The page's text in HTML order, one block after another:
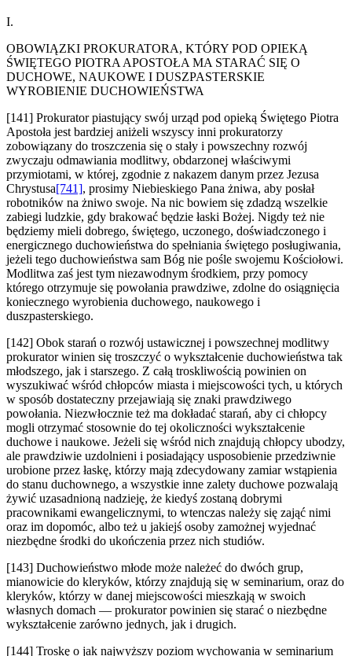
I.
OBOWIĄZKI PROKURATORA, KTÓRY POD OPIEKĄ
ŚWIĘTEGO PIOTRA APOSTOŁA MA STARAĆ SIĘ O
DUCHOWE, NAUKOWE I DUSZPASTERSKIE
WYROBIENIE DUCHOWIEŃSTWA
[141] Prokurator piastujący swój urząd pod opieką Świętego Piotra
Apostoła jest bardziej aniżeli wszyscy inni prokuratorzy
zobowiązany do troszczenia się o stały i powszechny rozwój
zwyczaju odmawiania modlitwy, obdarzonej właściwymi
przymiotami, w której, zgodnie z nakazem danym przez Jezusa
Chrystusa[741], prosimy Niebieskiego Pana żniwa, aby posłał
robotników na żniwo swoje. Na nic bowiem się zdadzą wszelkie
zabiegi ludzkie, gdy brakować będzie łaski Bożej. Nigdy też nie
będziemy mieli dobrego, świętego, uczonego, doświadczonego i
energicznego duchowieństwa do spełniania świętego posługiwania,
jeżeli tego duchowieństwa sam Bóg nie pośle swojemu Kościołowi.
Modlitwa zaś jest tym niezawodnym środkiem, przy pomocy
którego otrzymuje się powołania prawdziwe, zdolne do osiągnięcia
koniecznego wyrobienia duchowego, naukowego i
duszpasterskiego.
[142] Obok starań o rozwój ustawicznej i powszechnej modlitwy
prokurator winien się troszczyć o wykształcenie duchowieństwa tak
młodszego, jak i starszego. Z całą troskliwością powinien on
wyszukiwać wśród chłopców miasta i miejscowości tych, u których
w sposób dostateczny przejawiają się znaki prawdziwego
powołania. Niezwłocznie też ma dokładać starań, aby ci chłopcy
mogli otrzymać stosownie do tej okoliczności wykształcenie
duchowe i naukowe. Jeżeli się wśród nich znajdują chłopcy ubodzy,
ale prawdziwie uzdolnieni i posiadający usposobienie przedziwnie
urobione przez łaskę, którzy mają zdecydowany zamiar wstąpienia
do stanu duchownego, a wszystkie inne zalety duchowe pozwalają
żywić uzasadnioną nadzieję, że kiedyś zostaną dobrymi
pracownikami ewangelicznymi, to wtenczas należy się zająć nimi
oraz im dopomóc, albo też u jakiejś osoby zamożnej wyjednać
niezbędne środki do ukończenia przez nich studiów.
[143] Duchowieństwo młode może należeć do dwóch grup,
mianowicie do kleryków, którzy znajdują się w seminarium, oraz do
kleryków, którzy w danej miejscowości mieszkają w swoich
własnych domach — prokurator powinien się starać o niezbędne
wykształcenie zarówno jednych, jak i drugich.
[144] Troskę o jak najwyższy poziom wychowania w seminarium